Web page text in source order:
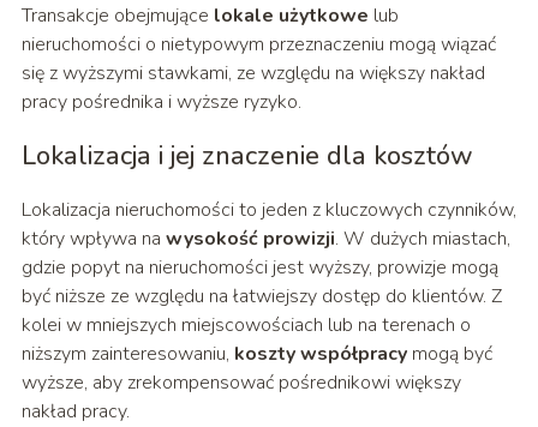
Transakcje obejmujące lokale użytkowe lub
nieruchomości o nietypowym przeznaczeniu mogą wiązać
się z wyższymi stawkami, ze względu na większy nakład
pracy pośrednika i wyższe ryzyko.
Lokalizacja i jej znaczenie dla kosztów
Lokalizacja nieruchomości to jeden z kluczowych czynników,
który wpływa na wysokość prowizji. W dużych miastach,
gdzie popyt na nieruchomości jest wyższy, prowizje mogą
być niższe ze względu na łatwiejszy dostęp do klientów. Z
kolei w mniejszych miejscowościach lub na terenach o
niższym zainteresowaniu, koszty współpracymogą być
wyższe, aby zrekompensować pośrednikowi większy
nakład pracy.